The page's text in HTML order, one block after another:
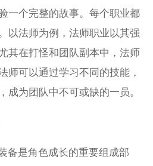
一个完整的故事。每个职业都
以法师为例，法师职业以其强
其在打怪和团队副本中，法师
师可以通过学习不同的技能，
成为团队中不可或缺的一员。
备是角色成长的重要组成部